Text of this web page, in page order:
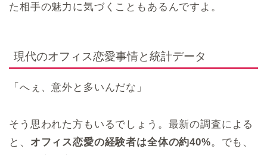
た相手の魅力に気づくこともあるんですよ。
現代のオフィス恋愛事情と統計データ
「へぇ、意外と多いんだな」
そう思われた方もいるでしょう。最新の調査による
と、 オフィス恋愛の経験者は全体の約40%。でも、